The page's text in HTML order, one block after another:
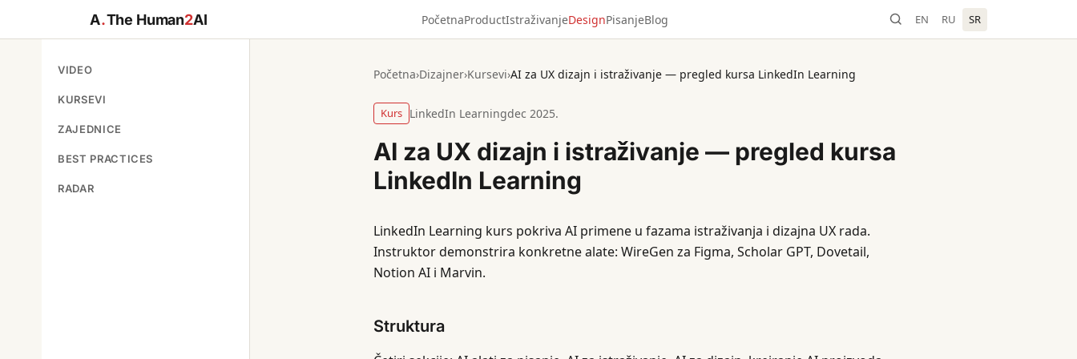
A.The Human2AI PočetnaProductIstraživanjeDesignPisanjeBlog EN RU SR
VIDEO
KURSEVI
ZAJEDNICE
BEST PRACTICES
RADAR
Početna›Dizajner›Kursevi›AI za UX dizajn i istraživanje — pregled kursa LinkedIn Learning
Kurs LinkedIn Learningdec 2025.
AI za UX dizajn i istraživanje — pregled kursa
LinkedIn Learning
LinkedIn Learning kurs pokriva AI primene u fazama istraživanja i dizajna UX rada.
Instruktor demonstrira konkretne alate: WireGen za Figma, Scholar GPT, Dovetail,
Notion AI i Marvin.
Struktura